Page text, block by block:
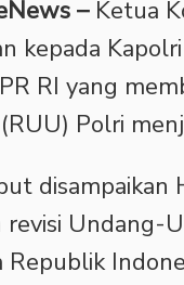
–Ketua
kepada
RI yang
Polri
disampaikan
revisi
Republik